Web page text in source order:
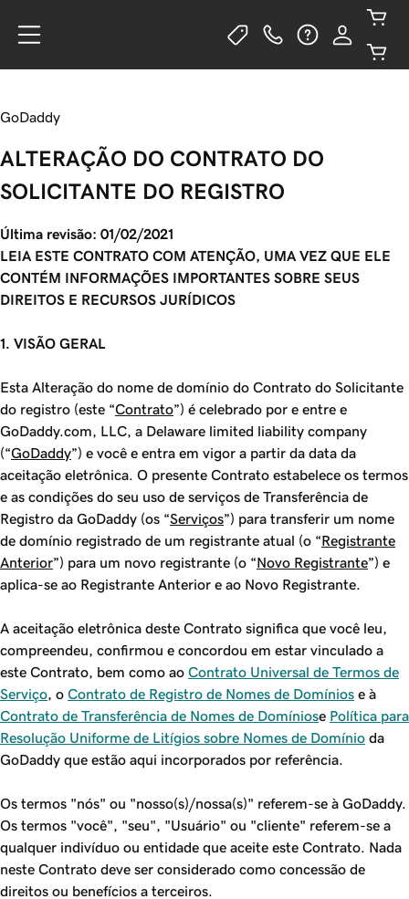
GoDaddy
ALTERAÇÃO DO CONTRATO DO
SOLICITANTE DO REGISTRO
Última revisão: 01/02/2021
LEIA ESTE CONTRATO COM ATENÇÃO, UMA VEZ QUE ELE
CONTÉM INFORMAÇÕES IMPORTANTES SOBRE SEUS
DIREITOS E RECURSOS JURÍDICOS
1. VISÃO GERAL
Esta Alteração do nome de domínio do Contrato do Solicitante
do registro (este “Contrato”) é celebrado por e entre e
GoDaddy.com, LLC, a Delaware limited liability company
(“GoDaddy”) e você e entra em vigor a partir da data da
aceitação eletrônica. O presente Contrato estabelece os termos
e as condições do seu uso de serviços de Transferência de
Registro da GoDaddy (os “Serviços”) para transferir um nome
de domínio registrado de um registrante atual (o “Registrante
Anterior”) para um novo registrante (o “Novo Registrante”) e
aplica-se ao Registrante Anterior e ao Novo Registrante.
A aceitação eletrônica deste Contrato significa que você leu,
compreendeu, confirmou e concordou em estar vinculado a
este Contrato, bem como ao Contrato Universal de Termos de
Serviço , o Contrato de Registro de Nomes de Domínios e à
Contrato de Transferência de Nomes de Domíniose Política para
Resolução Uniforme de Litígios sobre Nomes de Domínio da
GoDaddy que estão aqui incorporados por referência.
Os termos "nós" ou "nosso(s)/nossa(s)" referem-se à GoDaddy.
Os termos "você", "seu", "Usuário" ou "cliente" referem-se a
qualquer indivíduo ou entidade que aceite este Contrato. Nada
neste Contrato deve ser considerado como concessão de
direitos ou benefícios a terceiros.